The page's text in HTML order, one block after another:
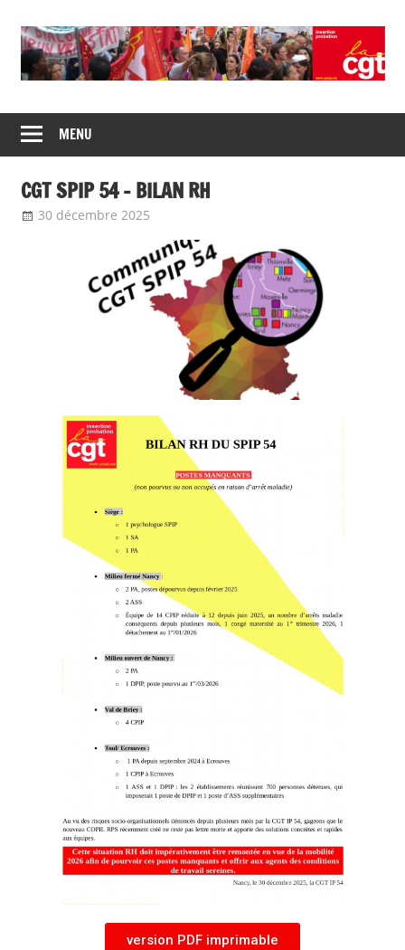
CGT
insertion
de
syndicats
CGT
insertion
probation
MENU
CGT SPIP 54 – BILAN RH
30 décembre 2025
version PDF imprimable